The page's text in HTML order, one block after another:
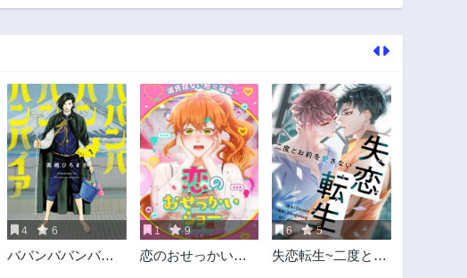
第50話 第49話
第40話
2年前
第39話
2年前
第35話
2年前
第34話
2年前
第30話
2年前
第29話
2年前
第25話
2年前
第24話
2年前
4 6
ババンババンバン
1 9
恋のおせっかいシ
6 5
失恋転生~二度とお